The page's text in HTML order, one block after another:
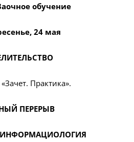
обучение
24 мая
«Зачет. Практика».
ПЕРЕРЫВ